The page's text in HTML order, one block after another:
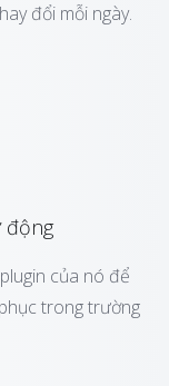
đổi mỗi ngày.
động
của nó để
trong trường